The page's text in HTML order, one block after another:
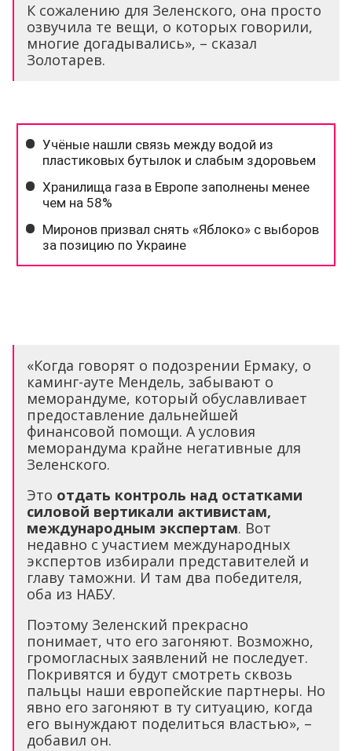
К сожалению для Зеленского, она просто
озвучила те вещи, о которых говорили,
многие догадывались», – сказал
Золотарев.
«Когда говорят о подозрении Ермаку, о
каминг-ауте Мендель, забывают о
меморандуме, который обуславливает
предоставление дальнейшей
финансовой помощи. А условия
меморандума крайне негативные для
Зеленского.
Это отдать контроль над остатками
силовой вертикали активистам,
международным экспертам. Вот
недавно с участием международных
экспертов избирали представителей и
главу таможни. И там два победителя,
оба из НАБУ.
Поэтому Зеленский прекрасно
понимает, что его загоняют. Возможно,
громогласных заявлений не последует.
Покривятся и будут смотреть сквозь
пальцы наши европейские партнеры. Но
явно его загоняют в ту ситуацию, когда
его вынуждают поделиться властью», –
добавил он.